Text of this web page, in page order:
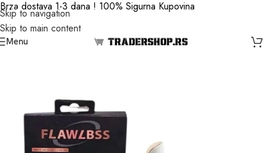
Skip to navigation
Skip to main content
Brza dostava 1-3 dana ! 100% Sigurna Kupovina
Menu